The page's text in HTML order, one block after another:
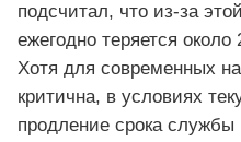
подсчитал, что из-за
ежегодно теряется
Хотя для современных
критична, в условиях
продление срока службы